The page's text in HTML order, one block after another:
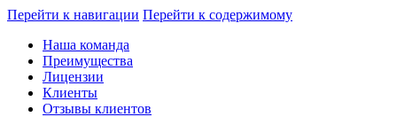
Перейти к навигации Перейти к содержимому
Наша команда
Преимущества
Лицензии
Клиенты
Отзывы клиентов